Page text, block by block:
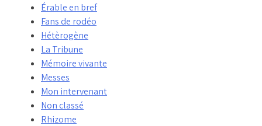
Érable en bref
Fans de rodéo
Hétèrogène
La Tribune
Mémoire vivante
Messes
Mon intervenant
Non classé
Rhizome